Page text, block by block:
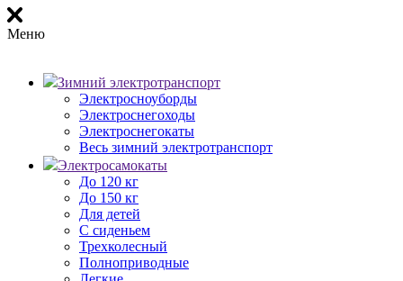
Меню
Зимний электротранспорт
Электросноуборды
Электроснегоходы
Электроснегокаты
Весь зимний электротранспорт
Электросамокаты
До 120 кг
До 150 кг
Для детей
С сиденьем
Трехколесный
Полноприводные